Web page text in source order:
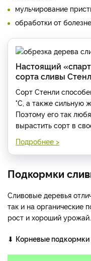
мульчирование
обработки от
Настоящий
сорта сливы
Сорт Стенли
°С, а также сильную
Поэтому его так
вырастить сорт в
Подробнее >
Подкормки
Сливовые деревья
так и на органические
рост и хороший урожай.
⬇ Корневые подкормки